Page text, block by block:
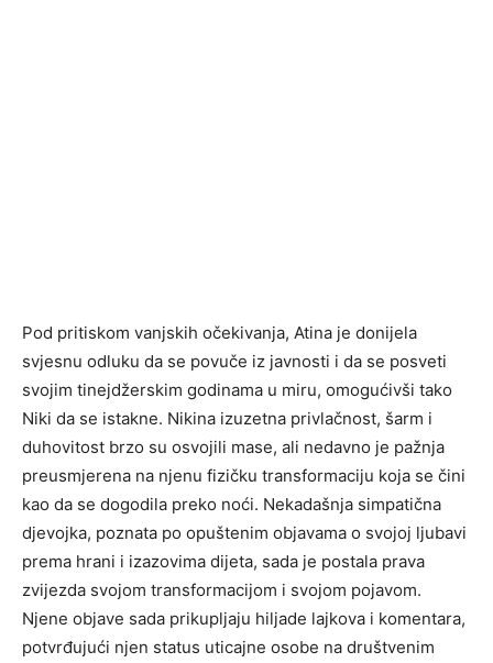
Pod pritiskom vanjskih očekivanja, Atina je donijela
svjesnu odluku da se povuče iz javnosti i da se posveti
svojim tinejdžerskim godinama u miru, omogućivši tako
Niki da se istakne. Nikina izuzetna privlačnost, šarm i
duhovitost brzo su osvojili mase, ali nedavno je pažnja
preusmjerena na njenu fizičku transformaciju koja se čini
kao da se dogodila preko noći. Nekadašnja simpatična
djevojka, poznata po opuštenim objavama o svojoj ljubavi
prema hrani i izazovima dijeta, sada je postala prava
zvijezda svojom transformacijom i svojom pojavom.
Njene objave sada prikupljaju hiljade lajkova i komentara,
potvrđujući njen status uticajne osobe na društvenim